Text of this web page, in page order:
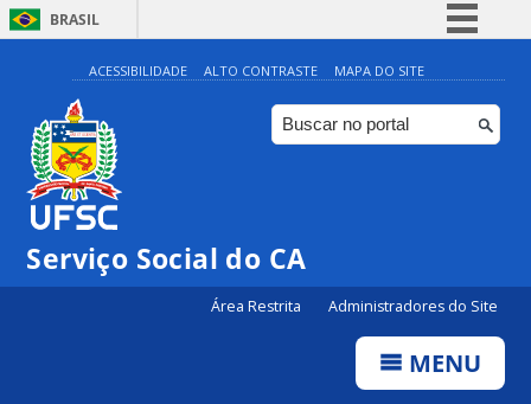
BRASIL
Simplifique!
Comunica BR
Participe
ACESSIBILIDADE ALTO CONTRASTE MAPA DO SITE
Serviço Social do CA
Área Restrita Administradores do Site
MENU